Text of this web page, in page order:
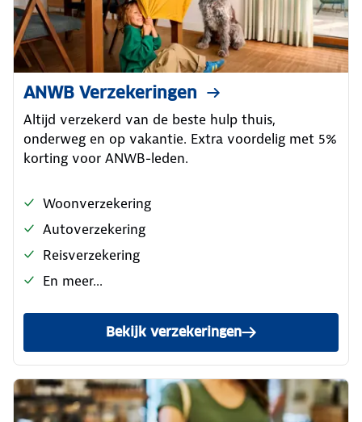
ANWB Verzekeringen
Altijd verzekerd van de beste hulp thuis,
onderweg en op vakantie. Extra voordelig met 5%
korting voor ANWB-leden.
Woonverzekering
Autoverzekering
Reisverzekering
En meer...
Bekijk verzekeringen